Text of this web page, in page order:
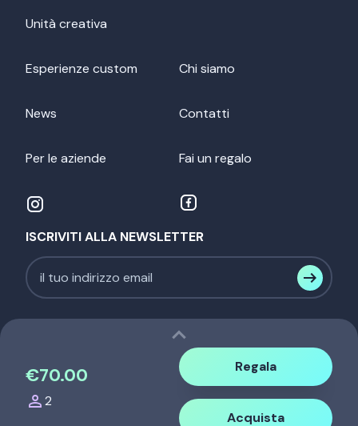
expand_less
€70.00
person2
Regala
Acquista
Unità creativa
Esperienze custom Chi siamo
News Contatti
Per le aziende Fai un regalo
ISCRIVITI ALLA NEWSLETTER
NehEx srl - P.IVA. 12536440014 |
- tel. 339 337 45 71